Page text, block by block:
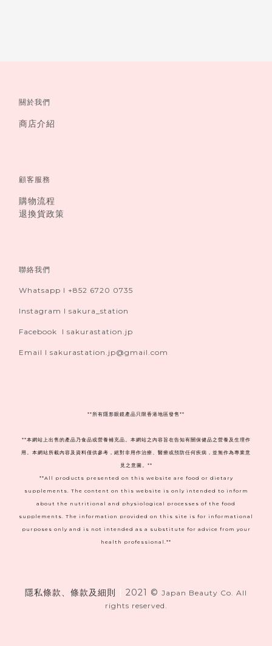
關於我們
商店介紹
顧客服務
購物流程
退換貨政策
聯絡我們
Whatsapp I +852 6720 0735
Instagram I sakura_station
Facebook I sakurastation.jp
Email I sakurastation.jp@gmail.com
** 所有隱形眼鏡產品只限香港地區發售**
**本網站上出售的產品乃食品或營養補充品。本網站之內容旨在告知有關保健品之營養及生理作
用。本網站所載內容及資料僅供參考，絕對非用作治療、醫療或預防任何疾病，並無作為專業意
見之意圖。**
**All products presented on this website are food or dietary
supplements. The content on this website is only intended to inform
about the nutritional and physiological processes of the food
supplements. The information provided on this site is for informational
purposes only and is not intended as a substitute for advice from your
health professional.**
隱私條款、條款及細則 2021 © Japan Beauty Co. All
rights reserved.